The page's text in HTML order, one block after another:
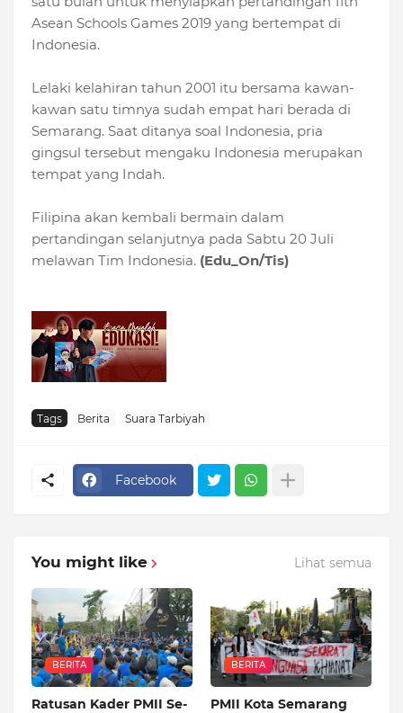
Asean Schools Games 2019 yang bertempat di
Indonesia.
Lelaki kelahiran tahun 2001 itu bersama kawan-
kawan satu timnya sudah empat hari berada di
Semarang. Saat ditanya soal Indonesia, pria
gingsul tersebut mengaku Indonesia merupakan
tempat yang Indah.
Filipina akan kembali bermain dalam
pertandingan selanjutnya pada Sabtu 20 Juli
melawan Tim Indonesia. (Edu_On/Tis)
Tags Berita Suara Tarbiyah
Facebook
You might like Lihat semua
BERITA
Ratusan Kader PMII Se-
BERITA
PMII Kota Semarang